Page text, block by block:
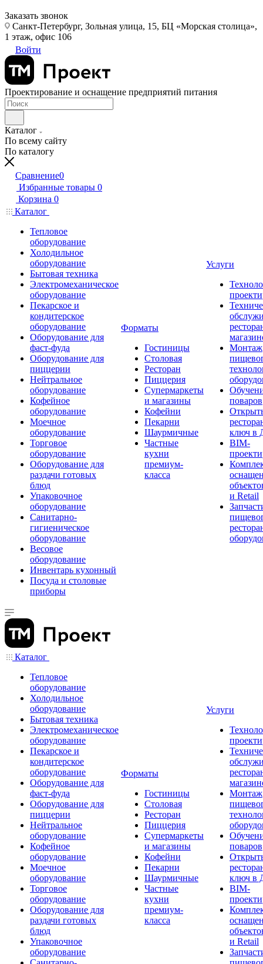
Заказать звонок
Санкт-Петербург, Зольная улица, 15, БЦ «Морская столица»,
1 этаж, офис 106
Войти
Проектирование и оснащение предприятий питания
Каталог
По всему сайту
По каталогу
Сравнение0
Избранные товары 0
Корзина 0
Каталог
Тепловое
оборудование
Холодильное
оборудование
Бытовая техника
Электромеханическое
оборудование
Пекарское и
кондитерское
оборудование
Оборудование для
фаст-фуда
Оборудование для
пиццерии
Нейтральное
оборудование
Кофейное
оборудование
Моечное
оборудование
Торговое
оборудование
Оборудование для
раздачи готовых
блюд
Упаковочное
оборудование
Санитарно-
гигиеническое
оборудование
Весовое
оборудование
Инвентарь кухонный
Посуда и столовые
приборы
Форматы
Гостиницы
Столовая
Ресторан
Пиццерия
Супермаркеты
и магазины
Кофейни
Пекарни
Шаурмичные
Частные
кухни
премиум-
класса
Услуги
Монтаж
поваров
ключ в
BIM-
и Retail
Каталог
Тепловое
оборудование
Холодильное
оборудование
Бытовая техника
Электромеханическое
оборудование
Пекарское и
кондитерское
оборудование
Оборудование для
фаст-фуда
Оборудование для
пиццерии
Нейтральное
оборудование
Кофейное
оборудование
Моечное
оборудование
Торговое
оборудование
Оборудование для
раздачи готовых
блюд
Упаковочное
оборудование
Форматы
Гостиницы
Столовая
Ресторан
Пиццерия
Супермаркеты
и магазины
Кофейни
Пекарни
Шаурмичные
Частные
кухни
премиум-
класса
Услуги
Монтаж
поваров
ключ в
BIM-
и Retail